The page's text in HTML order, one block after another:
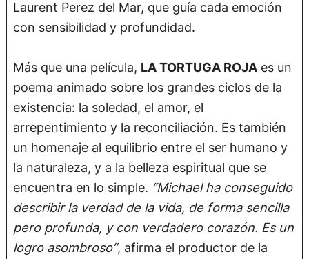
Laurent Perez del Mar, que guía cada emoción
con sensibilidad y profundidad.
Más que una película, LA TORTUGA ROJA es un
poema animado sobre los grandes ciclos de la
existencia: la soledad, el amor, el
arrepentimiento y la reconciliación. Es también
un homenaje al equilibrio entre el ser humano y
la naturaleza, y a la belleza espiritual que se
encuentra en lo simple. “Michael ha conseguido
describir la verdad de la vida, de forma sencilla
pero profunda, y con verdadero corazón. Es un
logro asombroso”, afirma el productor de la